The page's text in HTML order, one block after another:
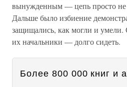
вынужденным — цепь просто не
Дальше было избиение
защищались, как могли и
их начальники — долго сидеть.
Более 800 000 книг и